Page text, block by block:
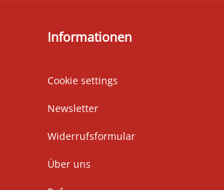
Informationen
Cookie settings
Newsletter
Widerrufsformular
Über uns